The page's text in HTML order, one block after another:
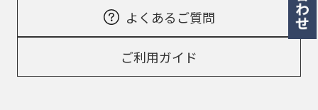
よくあるご質問
ご利用ガイド